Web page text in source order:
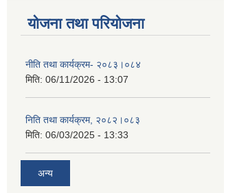
योजना तथा परियोजना
नीति तथा कार्यक्रम- २०८३।०८४
मिति: 06/11/2026 - 13:07
निति तथा कार्यक्रम, २०८२।०८३
मिति: 06/03/2025 - 13:33
अन्य